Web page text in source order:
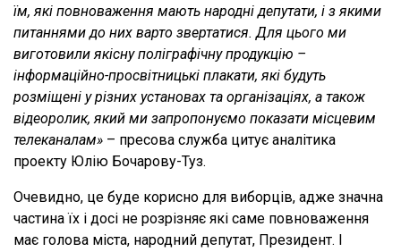
їм, які повноваження мають народні депутати, і з якими
питаннями до них варто звертатися. Для цього ми
виготовили якісну поліграфічну продукцію –
інформаційно-просвітницькі плакати, які будуть
розміщені у різних установах та організаціях, а також
відеоролик, який ми запропонуємо показати місцевим
телеканалам» – пресова служба цитує аналітика
проекту Юлію Бочарову-Туз.
Очевидно, це буде корисно для виборців, адже значна
частина їх і досі не розрізняє які саме повноваження
має голова міста, народний депутат, Президент. І